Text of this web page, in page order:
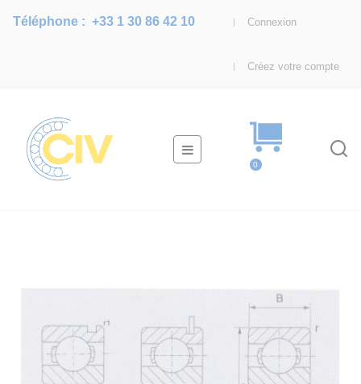
Connexion
Créez votre compte
Téléphone :+33 1 30 86 42 10
Basculer
la
☰
0